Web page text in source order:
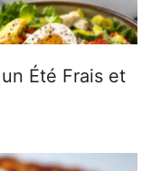
Été Frais et